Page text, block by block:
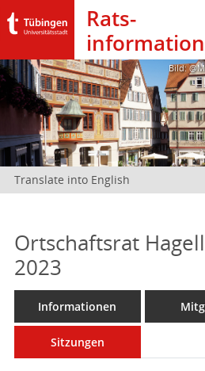
Rats­
Bild:
Translate into English
Ortschaftsrat
2023
Informationen
Sitzungen